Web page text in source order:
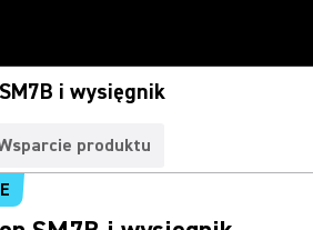
i wysięgnik
produktu